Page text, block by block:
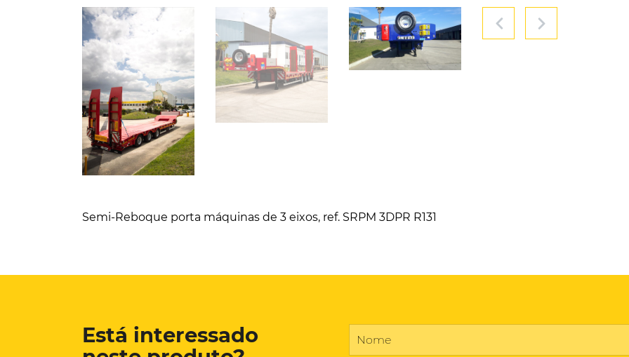
Semi-Reboque porta máquinas de 3 eixos, ref. SRPM 3DPR R131
Está interessado